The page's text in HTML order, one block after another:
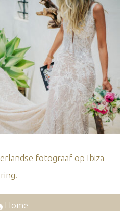
fotograaf op Ibiza
Home